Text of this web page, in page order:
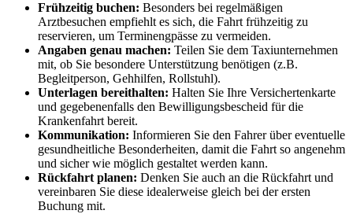
Frühzeitig buchen: Besonders bei regelmäßigen
Arztbesuchen empfiehlt es sich, die Fahrt frühzeitig zu
reservieren, um Terminengpässe zu vermeiden.
Angaben genau machen: Teilen Sie dem Taxiunternehmen
mit, ob Sie besondere Unterstützung benötigen (z.B.
Begleitperson, Gehhilfen, Rollstuhl).
Unterlagen bereithalten: Halten Sie Ihre Versichertenkarte
und gegebenenfalls den Bewilligungsbescheid für die
Krankenfahrt bereit.
Kommunikation: Informieren Sie den Fahrer über eventuelle
gesundheitliche Besonderheiten, damit die Fahrt so angenehm
und sicher wie möglich gestaltet werden kann.
Rückfahrt planen: Denken Sie auch an die Rückfahrt und
vereinbaren Sie diese idealerweise gleich bei der ersten
Buchung mit.